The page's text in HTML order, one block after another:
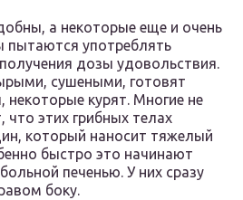
а некоторые еще и очень
употреблять
дозы удовольствия.
сушеными, готовят
некоторые курят. Многие не
этих грибных телах
который наносит тяжелый
быстро это начинают
печенью. У них сразу
боку.